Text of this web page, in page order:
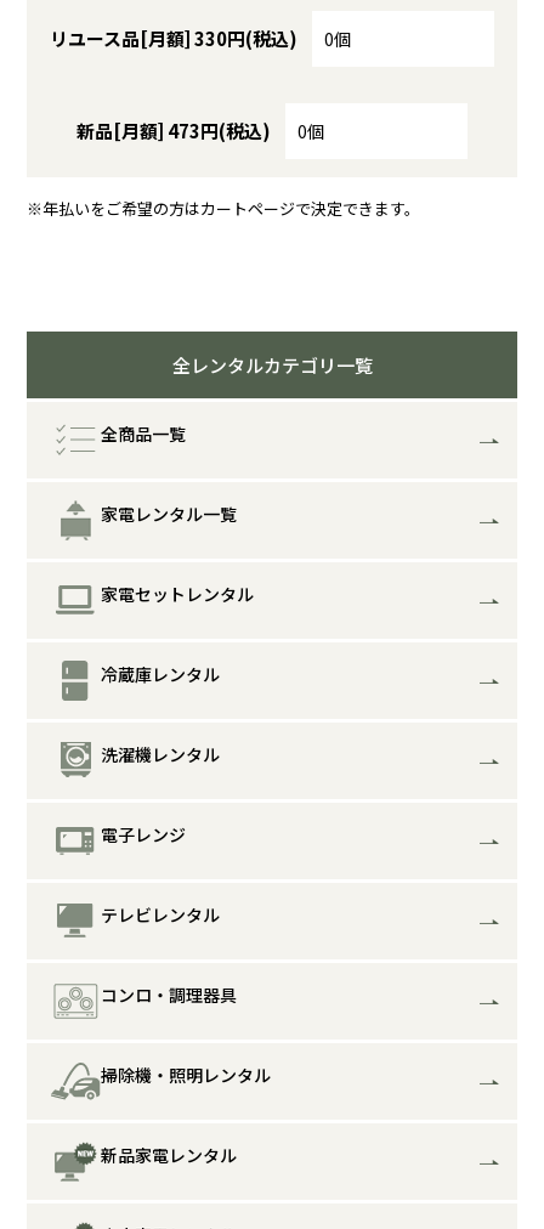
リユース品[月額] 330円(税込)
新品[月額] 473円(税込)
※年払いをご希望の方はカートページで決定できます。
全レンタルカテゴリ一覧
全商品一覧
家電レンタル一覧
家電セットレンタル
冷蔵庫レンタル
洗濯機レンタル
電子レンジ
テレビレンタル
コンロ・調理器具
掃除機・照明レンタル
新品家電レンタル